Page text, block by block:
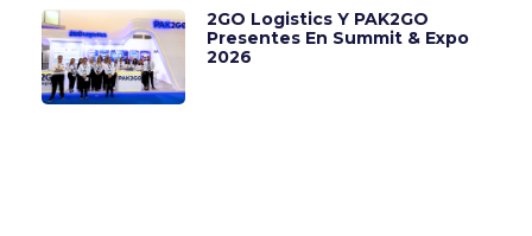
2GO Logistics Y PAK2GO
Presentes En Summit & Expo
2026